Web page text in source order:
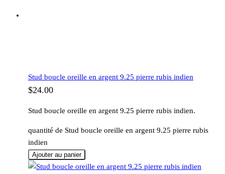
Stud boucle oreille en argent 9.25 pierre rubis indien
$24.00
Stud boucle oreille en argent 9.25 pierre rubis indien.
quantité de Stud boucle oreille en argent 9.25 pierre rubis
indien
Ajouter au panier